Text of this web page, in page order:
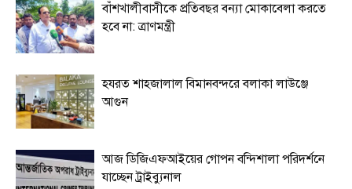
বাঁশখালীবাসীকে প্রতিবছর বন্যা মোকাবেলা করতে
হবে না: ত্রাণমন্ত্রী
হযরত শাহজালাল বিমানবন্দরে বলাকা লাউঞ্জে
আগুন
আজ ডিজিএফআইয়ের গোপন বন্দিশালা পরিদর্শনে
যাচ্ছেন ট্রাইব্যুনাল